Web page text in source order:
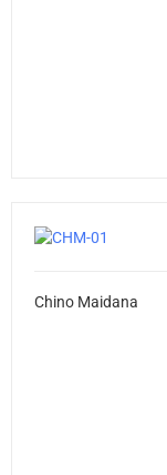
Chino Maidana